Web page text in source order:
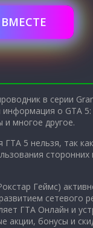
в серии
о GTA
и многое другое.
5 нельзя, так
Геймс)
сетевого
ГТА Онлайн и
акции, бонусы и